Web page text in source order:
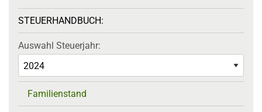
STEUERHANDBUCH:
Auswahl Steuerjahr:
Familienstand